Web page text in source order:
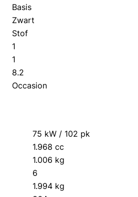
Basis
Zwart
Stof
1
1
8.2
Occasion
75 kW / 102 pk
1.968 cc
1.006 kg
6
1.994 kg